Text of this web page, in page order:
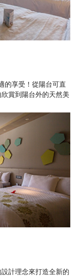
的享受！從陽台可直
賞到陽台外的天然美
計理念來打造全新的